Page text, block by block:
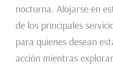
nocturna. Alojarse en
de los principales
para quienes desean
acción mientras